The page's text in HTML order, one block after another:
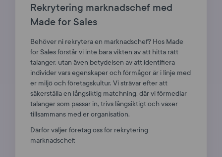
Rekrytering marknadschef med
Made for Sales
Behöver ni rekrytera en marknadschef? Hos Made
for Sales förstår vi inte bara vikten av att hitta rätt
talanger, utan även betydelsen av att identifiera
individer vars egenskaper och förmågor är i linje med
er miljö och företagskultur. Vi strävar efter att
säkerställa en långsiktig matchning, där vi förmedlar
talanger som passar in, trivs långsiktigt och växer
tillsammans med er organisation.
Därför väljer företag oss för rekrytering
marknadschef: